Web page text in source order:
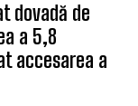
dovadă de
a 5,8
accesarea a